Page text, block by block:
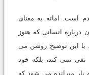
است. اماته به معناى
انسانى که هنوز
با این توضیح روشن مى
نفى نمى کند، بلکه خود
بار میرانده مى شود که